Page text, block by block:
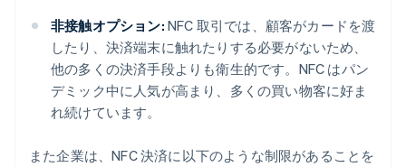
非接触オプション: NFC 取引では、顧客がカードを渡
したり、決済端末に触れたりする必要がないため、
他の多くの決済手段よりも衛生的です。NFC はパン
デミック中に人気が高まり、多くの買い物客に好ま
れ続けています。
また企業は、NFC 決済に以下のような制限があることを